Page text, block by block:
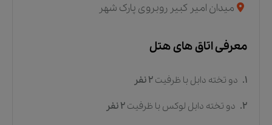
میدان امیر کبیر روبروی پارک شهر
معرفی اتاق های هتل
1. دو تخته دابل با ظرفیت 2 نفر
2. دو تخته دابل لوکس با ظرفیت 2 نفر